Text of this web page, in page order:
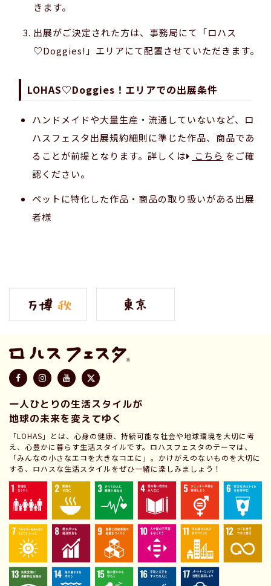
きます。
出展がご決定された方は、事務局にて「ロハス
♡Doggies!」エリアにて配置させていただきます。
LOHAS♡Doggies！エリアでの出展条件
ハンドメイドや大量生産・流通していないなど、ロ
ハスフェスタ出展規約細則に準じた作品、商品であ
ることが前提となります。詳しくは
こちら をご確
認ください。
ペットに特化した作品・商品の取り扱いがある出展
者様
一人ひとりの生活スタイルが
地球の未来を変えてゆく
「LOHAS」とは、心身の健康、持続可能な社会や地球環境を大切に考
え、心豊かに暮らす生活スタイルです。ロハスフェスタのテーマは、
「みんなの小さなエコを大きなコエに」。かけがえのないものを大切に
する、ロハスな生活スタイルをぜひ一緒に楽しみましょう！